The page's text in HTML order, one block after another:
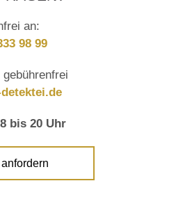
an:
98 99
bis 20 Uhr